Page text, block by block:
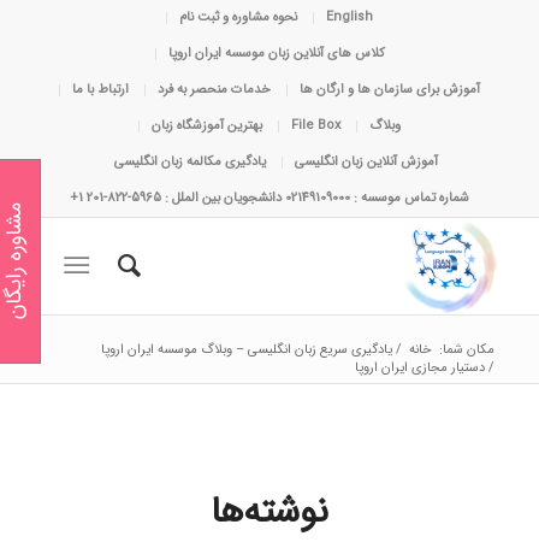
English
نحوه مشاوره و ثبت نام
کلاس های آنلاین زبان موسسه ایران اروپا
آموزش برای سازمان ها و ارگان ها
خدمات منحصر به فرد
ارتباط با ما
وبلاگ
File Box
بهترین آموزشگاه زبان
آموزش آنلاین زبان انگلیسی
یادگیری مکالمه زبان انگلیسی
شماره تماس موسسه : 02149109000 دانشجویان بین الملل : 5965-822-201 1+
مکان شما: خانه / یادگیری سریع زبان انگلیسی – وبلاگ موسسه ایران اروپا
/ دستیار مجازی ایران اروپا
نوشته‌ها